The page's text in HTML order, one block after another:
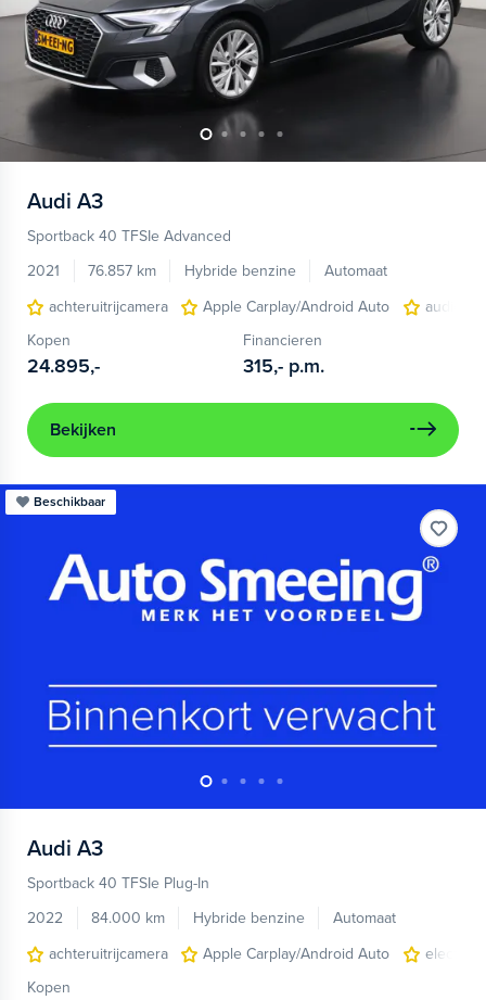
Audi A3
Sportback 40 TFSIe Advanced
2021
76.857 km Hybride benzine
Automaat
achteruitrijcamera
Apple Carplay/Android Auto
audio
Kopen
24.895,-
Financieren
315,- p.m.
Bekijken
Beschikbaar
Audi A3
Sportback 40 TFSIe Plug-In
2022
84.000 km Hybride benzine
Automaat
achteruitrijcamera
Apple Carplay/Android Auto
Kopen